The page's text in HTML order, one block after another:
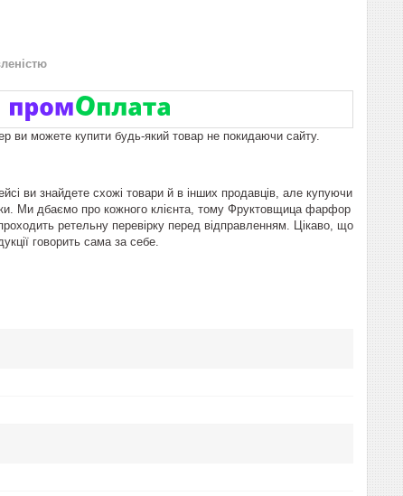
ви можете купити будь-який товар не покидаючи сайту.
ви знайдете схожі товари й в інших продавців, але купуючи
Ми дбаємо про кожного клієнта, тому Фруктовщица фарфор
ретельну перевірку перед відправленням. Цікаво, що
говорить сама за себе.